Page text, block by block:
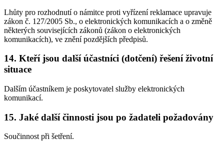
Lhůty pro rozhodnutí o námitce proti vyřízení reklamace upravuje
zákon č. 127/2005 Sb., o elektronických komunikacích a o změně
některých souvisejících zákonů (zákon o elektronických
komunikacích), ve znění pozdějších předpisů.
14. Kteří jsou další účastníci (dotčení) řešení životní
situace
Dalším účastníkem je poskytovatel služby elektronických
komunikací.
15. Jaké další činnosti jsou po žadateli požadovány
Součinnost při šetření.